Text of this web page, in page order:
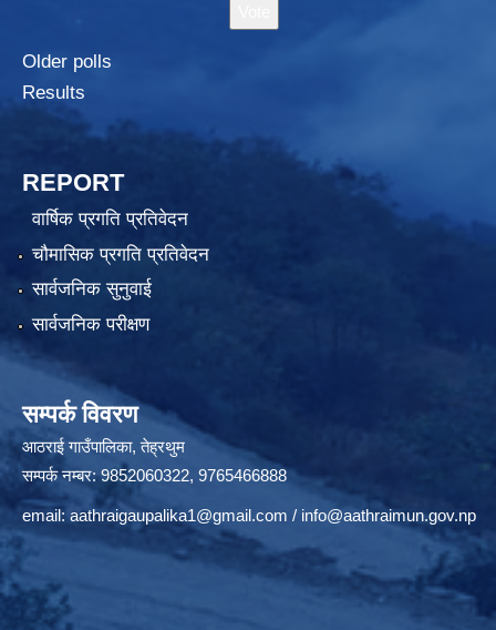
Older polls
Results
REPORT
वार्षिक प्रगति प्रतिवेदन
चौमासिक प्रगति प्रतिवेदन
सार्वजनिक सुनुवाई
सार्वजनिक परीक्षण
सम्पर्क विवरण
आठराई गाउँपालिका, तेह्रथुम
सम्पर्क नम्बर: 9852060322, 9765466888
email: aathraigaupalika1@gmail.com / info@aathraimun.gov.np